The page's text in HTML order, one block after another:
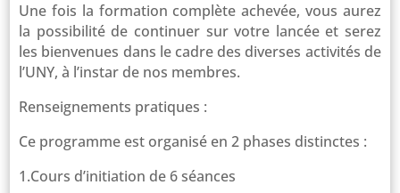
Une fois la formation complète achevée, vous aurez
la possibilité de continuer sur votre lancée et serez
les bienvenues dans le cadre des diverses activités de
l’UNY, à l’instar de nos membres.
Renseignements pratiques :
Ce programme est organisé en 2 phases distinctes :
1.Cours d’initiation de 6 séances